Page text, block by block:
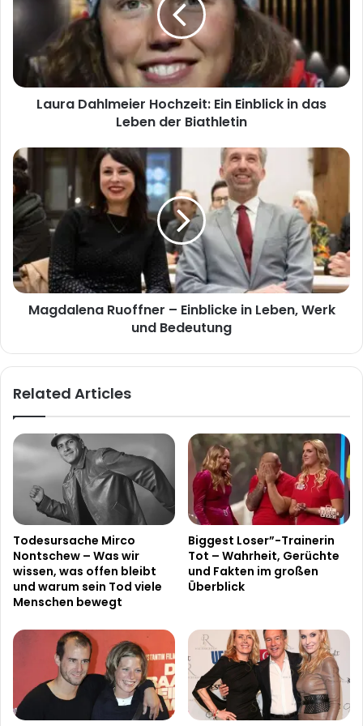
in
Leben
der
BiathletinLaura Dahlmeier Hochzeit: Ein Einblick in das
Leben der Biathletin
Magdalena
Ruoffner
–
Einblicke
in
Leben,
Werk
und
Bedeutung
Magdalena Ruoffner – Einblicke in Leben, Werk
und Bedeutung
Related Articles
Todesursache Mirco
Nontschew – Was wir
wissen, was offen bleibt
und warum sein Tod viele
Menschen bewegt
Biggest Loser”-Trainerin
Tot – Wahrheit, Gerüchte
und Fakten im großen
Überblick